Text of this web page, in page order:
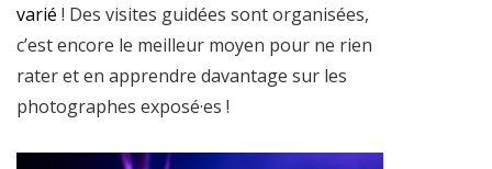
varié ! Des visites guidées sont organisées,
c’est encore le meilleur moyen pour ne rien
rater et en apprendre davantage sur les
photographes exposé·es !